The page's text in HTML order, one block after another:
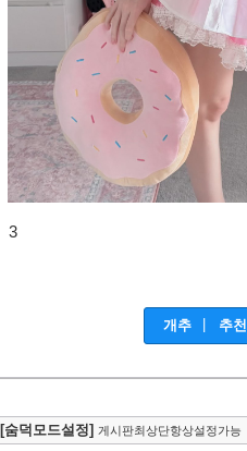
3
개추 추천
[숨덕모드설정] 게시판최상단항상설정가능